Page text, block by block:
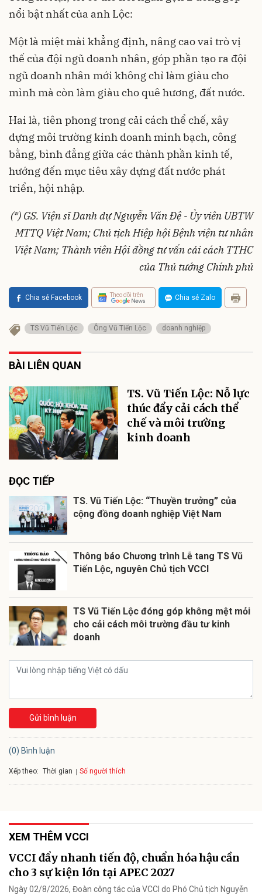
nổi bật nhất của anh Lộc:
Một là miệt mài khẳng định, nâng cao vai trò vị
thế của đội ngũ doanh nhân, góp phần tạo ra đội
ngũ doanh nhân mới không chỉ làm giàu cho
mình mà còn làm giàu cho quê hương, đất nước.
Hai là, tiên phong trong cải cách thể chế, xây
dựng môi trường kinh doanh minh bạch, công
bằng, bình đẳng giữa các thành phần kinh tế,
hướng đến mục tiêu xây dựng đất nước phát
triển, hội nhập.
(*) GS. Viện sĩ Danh dự Nguyễn Văn Đệ - Ủy viên UBTW
MTTQ Việt Nam; Chủ tịch Hiệp hội Bệnh viện tư nhân
Việt Nam; Thành viên Hội đồng tư vấn cải cách TTHC
của Thủ tướng Chính phủ
Chia sẻ Facebook Theo dõi trên Chia sẻ Zalo
TS Vũ Tiến Lộc Ông Vũ Tiến Lộc doanh nghiệp
BÀI LIÊN QUAN
TS. Vũ Tiến Lộc: Nỗ lực
thúc đẩy cải cách thể
chế và môi trường
kinh doanh
ĐỌC TIẾP
TS. Vũ Tiến Lộc: “Thuyền trưởng” của
cộng đồng doanh nghiệp Việt Nam
Thông báo Chương trình Lễ tang TS Vũ
Tiến Lộc, nguyên Chủ tịch VCCI
TS Vũ Tiến Lộc đóng góp không mệt mỏi
cho cải cách môi trường đầu tư kinh
doanh
Gửi bình luận
(0) Bình luận
Xếp theo: Thời gian Số người thích
XEM THÊM VCCI
VCCI đẩy nhanh tiến độ, chuẩn hóa hậu cần
cho 3 sự kiện lớn tại APEC 2027
Ngày 02/8/2026, Đoàn công tác của VCCI do Phó Chủ tịch Nguyễn